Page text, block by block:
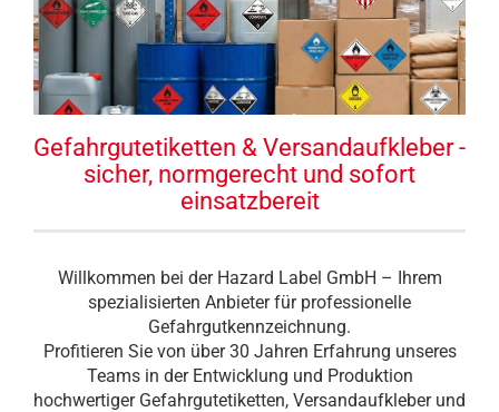
Gefahrgutetiketten & Versandaufkleber -
sicher, normgerecht und sofort
einsatzbereit
Willkommen bei der Hazard Label GmbH – Ihrem
spezialisierten Anbieter für professionelle
Gefahrgutkennzeichnung.
Profitieren Sie von über 30 Jahren Erfahrung unseres
Teams in der Entwicklung und Produktion
hochwertiger Gefahrgutetiketten, Versandaufkleber und